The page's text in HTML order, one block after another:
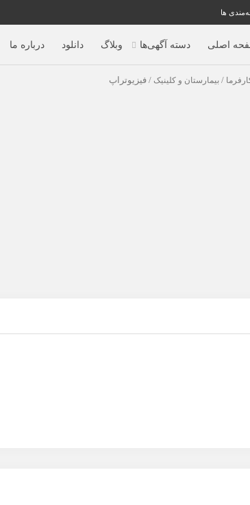
ها
اصلی دسته آگهی‌ها وبلاگ دانلود درباره ما
/ بیمارستان و کلینیک / فیزیوتراپ